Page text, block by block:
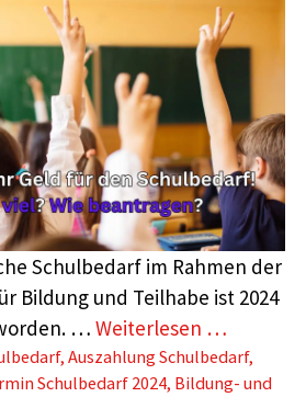
Schulbedarf im Rahmen der
Bildung und Teilhabe ist 2024
…Weiterlesen …
,Auszahlung Schulbedarf,
Schulbedarf 2024, Bildung- und